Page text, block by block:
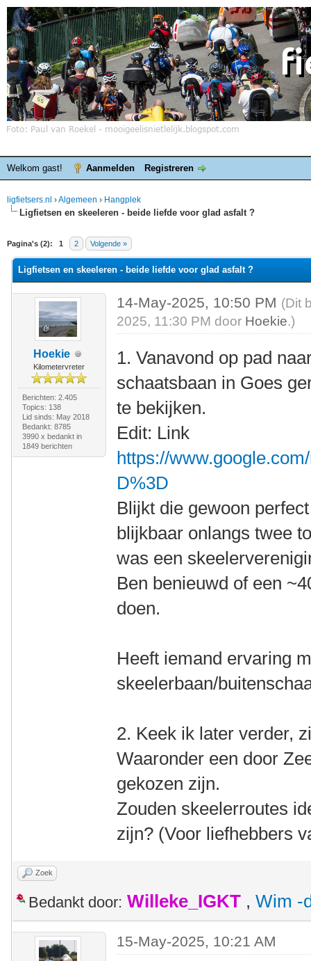
Welkom gast! Aanmelden Registreren
ligfietsers.nl ›Algemeen › Hangplek
Ligfietsen en skeeleren - beide liefde voor glad asfalt ?
Pagina's (2): 1 2 Volgende »
waardering is 0
Ligfietsen en skeeleren - beide liefde voor glad asfalt ?
Hoekie
Kilometervreter
Berichten: 2.405
Topics: 138
Lid sinds: May 2018
Bedankt: 8785
3990 x bedankt in
1849 berichten
14-May-2025, 10:50 PM (Dit
2025, 11:30 PM door Hoekie.)
1. Vanavond op pad
schaatsbaan in Goes
te bekijken.
Edit: Link
https://
D%3D
Blijkt die gewoon
blijkbaar onlangs twee
was een
Ben benieuwd of een
doen.
Heeft iemand ervaring
skeelerbaan/
2. Keek ik later verder,
Waaronder een door
gekozen zijn.
Zouden skeelerroutes
zijn? (Voor liefhebbers
Zoek
Bedankt door: Willeke_IGKT , Wim -
15-May-2025, 10:21 AM